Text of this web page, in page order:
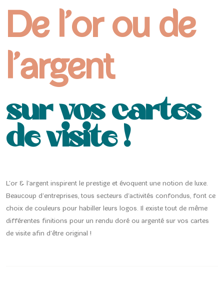
De l’or ou de
l’argent
sur vos cartes
de visite !
L’or & l’argent inspirent le prestige et évoquent une notion de luxe.
Beaucoup d’entreprises, tous secteurs d’activités confondus, font ce
choix de couleurs pour habiller leurs logos. Il existe tout de même
différentes finitions pour un rendu doré ou argenté sur vos cartes
de visite afin d’être original !